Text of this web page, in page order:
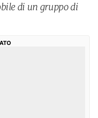
di un gruppo di